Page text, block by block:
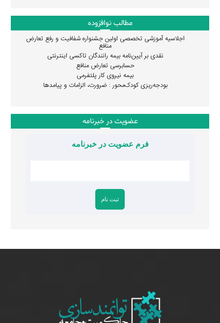
مطالب نوافزوده
اجلاسیه آموزشی تخصصی اولین جشنواره شفافیت و رفع تعارض
منافع
نقدی بر آیین‌نامه بیمه رانندگان تاکسی اینترنتی
حسابرسی تعارض منافع
بیمه نیروی کار پلتفرمی
بودجه‌ریزی کودک‌محور : ضرورت، الزامات و پیامدها
عضویت در خبرنامه
فرم عضویت در خبرنامه